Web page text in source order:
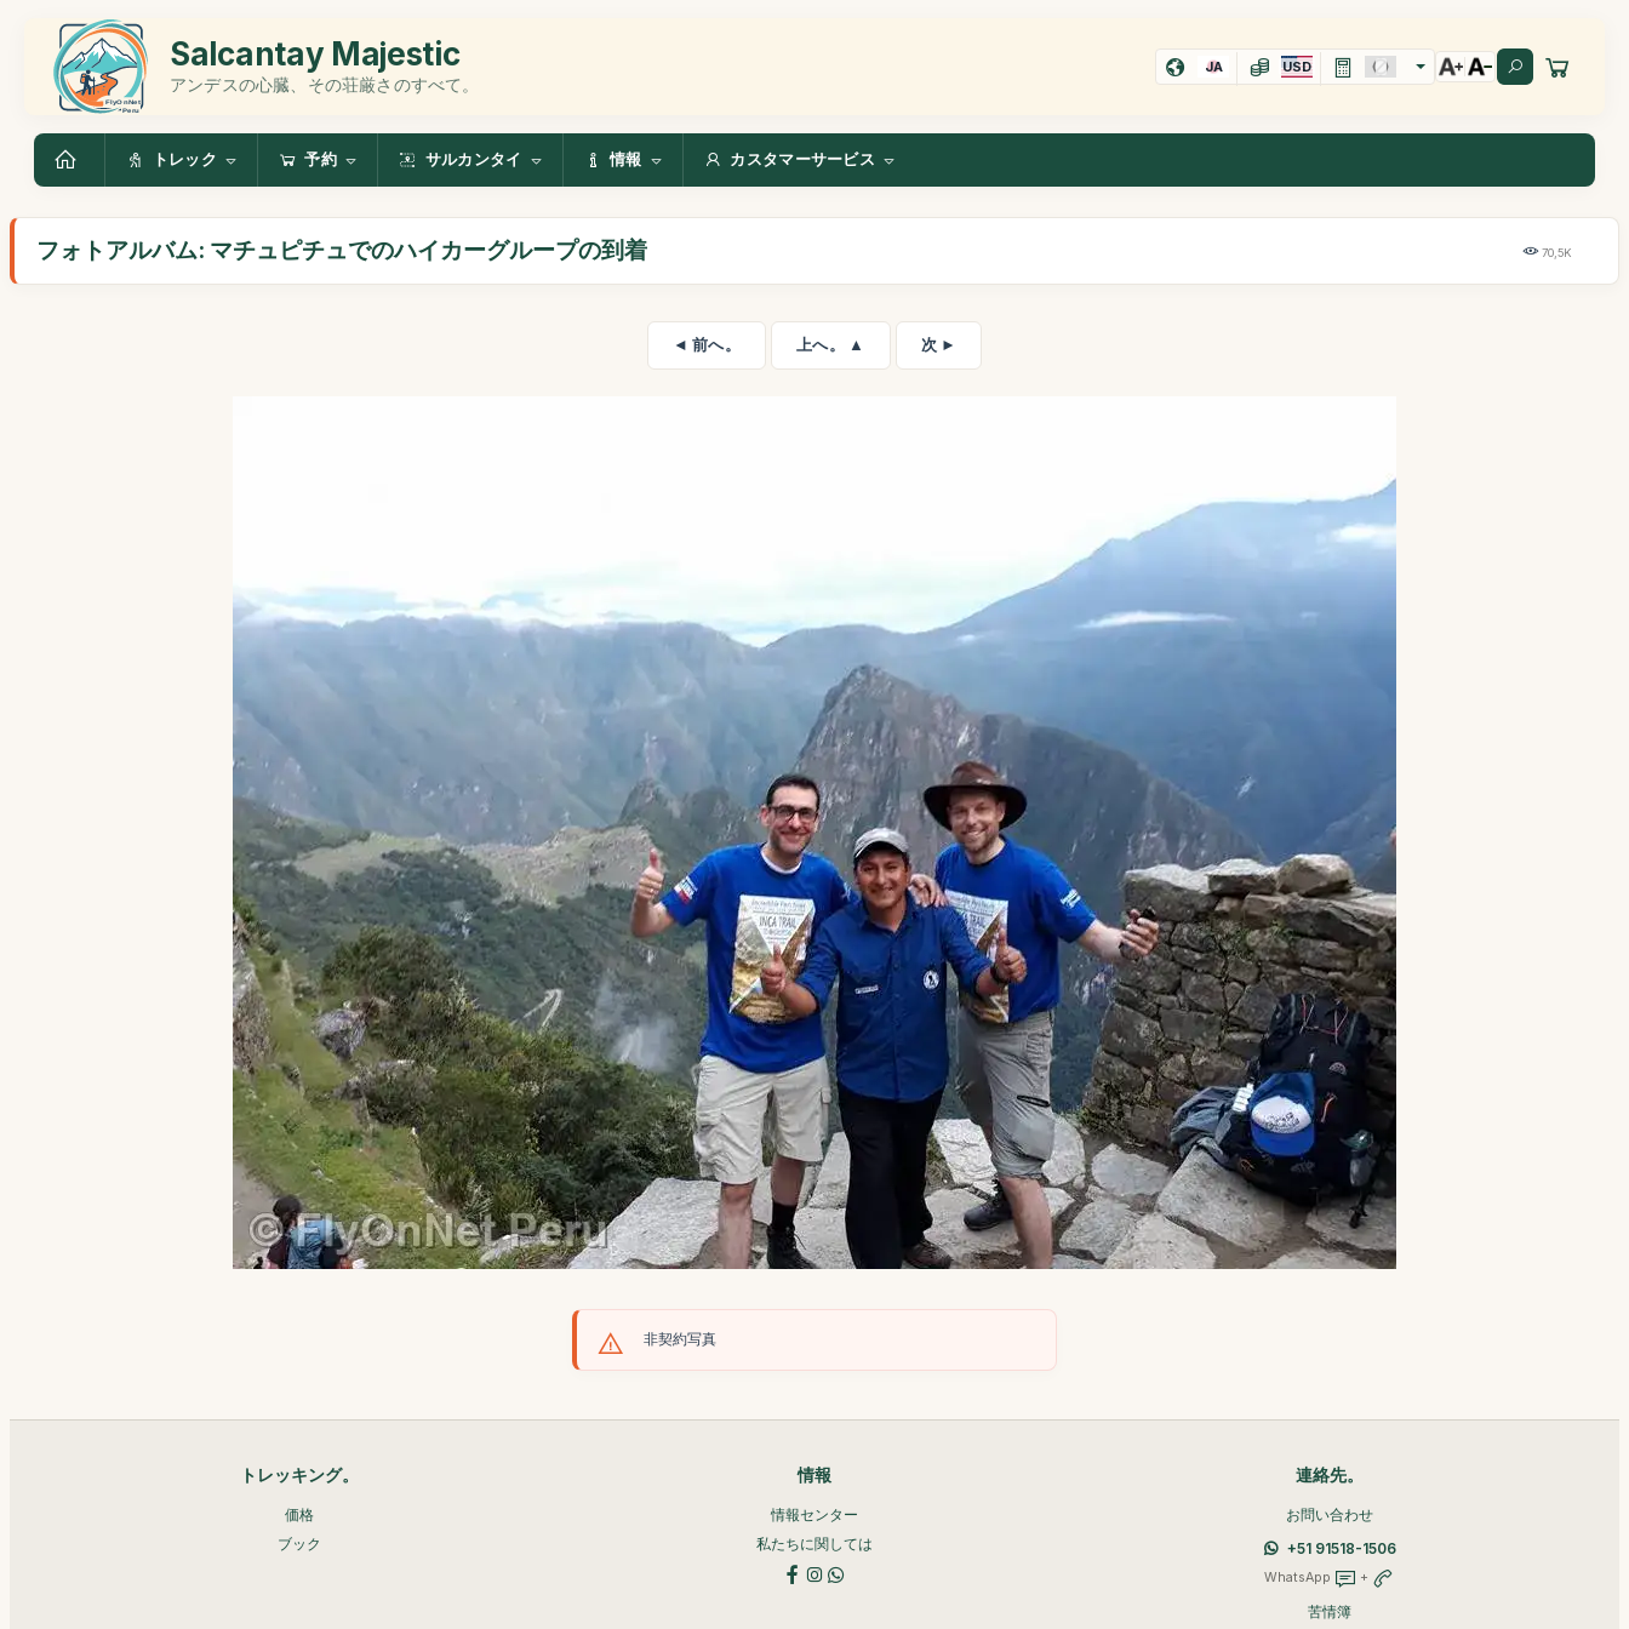
Salcantay Majestic
アンデスの心臓、その荘厳さのすべて。
JA USD
トレック 予約 サルカンタイ 情報 カスタマーサービス
フォトアルバム: マチュピチュでのハイカーグループの到着 70,5K
◄ 前へ。 上へ。 ▲ 次 ►
非契約写真
トレッキング。
価格
ブック
情報
情報センター
私たちに関しては
連絡先。
お問い合わせ
+51 91518-1506
WhatsApp +
苦情簿